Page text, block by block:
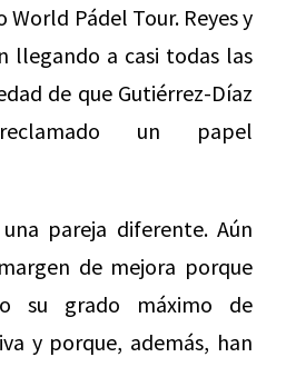
World Pádel Tour. Reyes y
llegando a casi todas las
de que Gutiérrez-Díaz
un papel
pareja diferente. Aún
de mejora porque
su grado máximo de
y porque, además, han